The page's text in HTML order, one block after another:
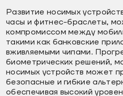
Развитие носимых
часы и фитнес-браслеты,
компромиссом между
такими как банковские
вживляемыми чипами.
биометрических решений,
носимых устройств может
безопасные и гибкие
обеспечивая высокий